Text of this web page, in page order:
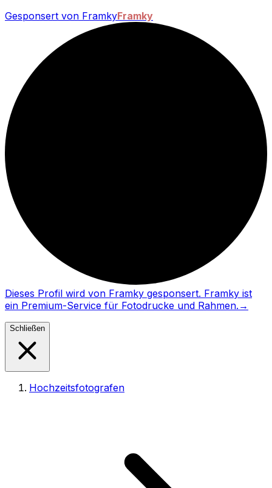
Gesponsert von FramkyFramky
Dieses Profil wird von Framky gesponsert. Framky ist
ein Premium-Service für Fotodrucke und Rahmen. →
Schließen
Hochzeitsfotografen